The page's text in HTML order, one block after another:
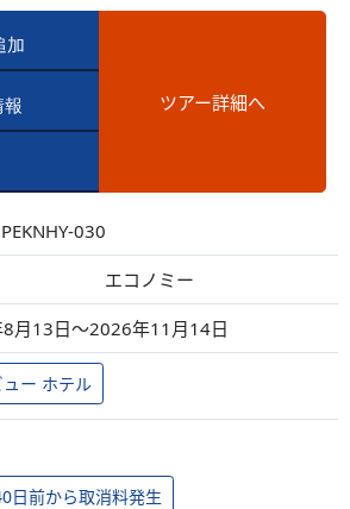
加
報 ツアー詳細へ
030
エコノミー
月13日～2026年11月14日
ー ホテル
日前から取消料発生